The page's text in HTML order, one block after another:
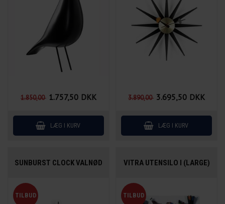
1.850,00 1.757,50 DKK 3.890,00 3.695,50 DKK
SUNBURST CLOCK VALNØD VITRA UTENSILO I (LARGE)